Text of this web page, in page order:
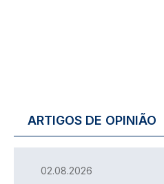
ARTIGOS DE OPINIÃO
02.08.2026